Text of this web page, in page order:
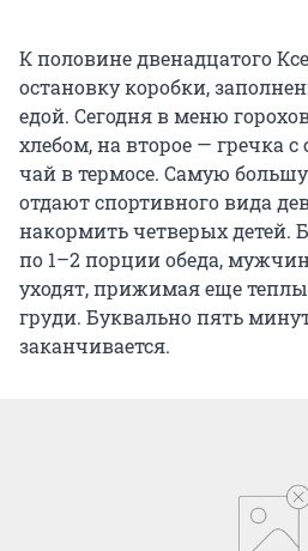
К половине двенадцатого
остановку коробки,
едой. Сегодня в меню
хлебом, на второе — гречка
чай в термосе. Самую
отдают спортивного вида
накормить четверых детей.
по 1–2 порции обеда,
уходят, прижимая еще
груди. Буквально пять
заканчивается.